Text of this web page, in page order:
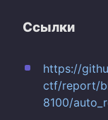
Ссылки
https://
ctf/report/
8100/